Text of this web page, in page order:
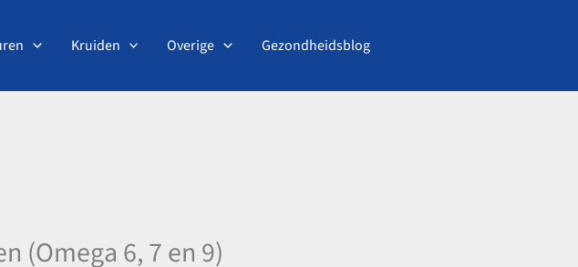
Kruiden Overige Gezondheidsblog
(Omega 6, 7 en 9)